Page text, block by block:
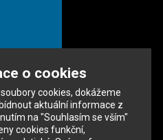
o cookies
cookies, dokážeme
aktuální informace z
na "Souhlasím se vším"
cookies funkční,